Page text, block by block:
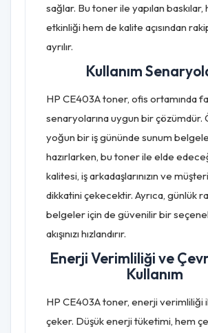
sağlar. Bu toner ile yapılan
etkinliği hem de kalite açısından
ayrılır.
Kullanım
HP CE403A toner, ofis ortamında
senaryolarına uygun bir çözümdür.
yoğun bir iş gününde sunum
hazırlarken, bu toner ile elde
kalitesi, iş arkadaşlarınızın ve
dikkatini çekecektir. Ayrıca, günlük
belgeler için de güvenilir bir
akışınızı hızlandırır.
Enerji Verimliliği ve
Kullanım
HP CE403A toner, enerji verimliliği
çeker. Düşük enerji tüketimi, hem